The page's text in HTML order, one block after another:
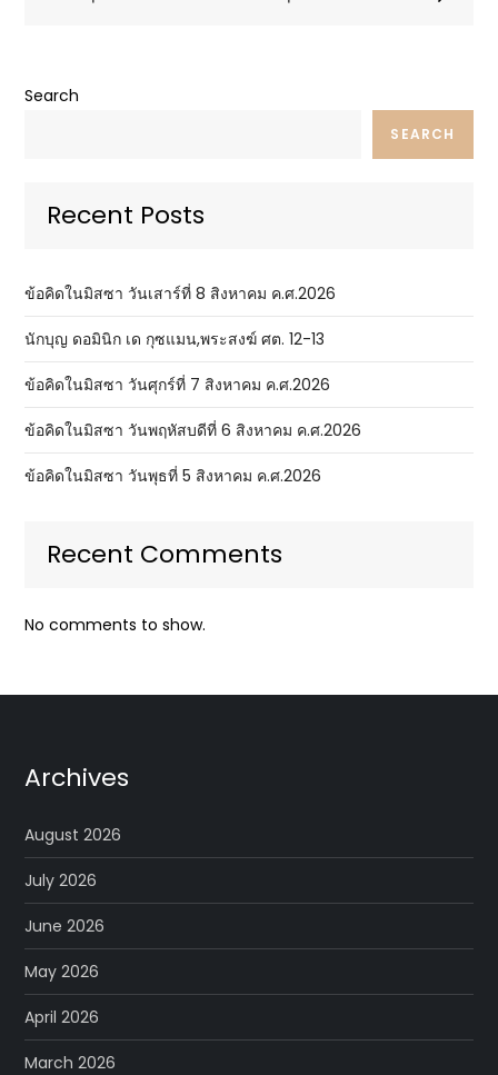
Search
SEARCH
Recent Posts
ข้อคิดในมิสซา วันเสาร์ที่ 8 สิงหาคม ค.ศ.2026
นักบุญ ดอมินิก เด กุซแมน,พระสงฆ์ ศต. 12-13
ข้อคิดในมิสซา วันศุกร์ที่ 7 สิงหาคม ค.ศ.2026
ข้อคิดในมิสซา วันพฤหัสบดีที่ 6 สิงหาคม ค.ศ.2026
ข้อคิดในมิสซา วันพุธที่ 5 สิงหาคม ค.ศ.2026
Recent Comments
No comments to show.
Archives
August 2026
July 2026
June 2026
May 2026
April 2026
March 2026